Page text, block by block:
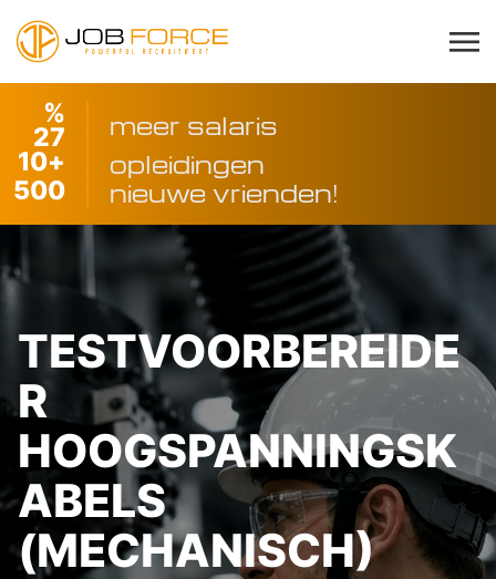
%
27
meer salaris
+
10
opleidingen
500
nieuwe vrienden!
TESTVOORBEREIDE
R
HOOGSPANNINGSK
ABELS
(MECHANISCH)